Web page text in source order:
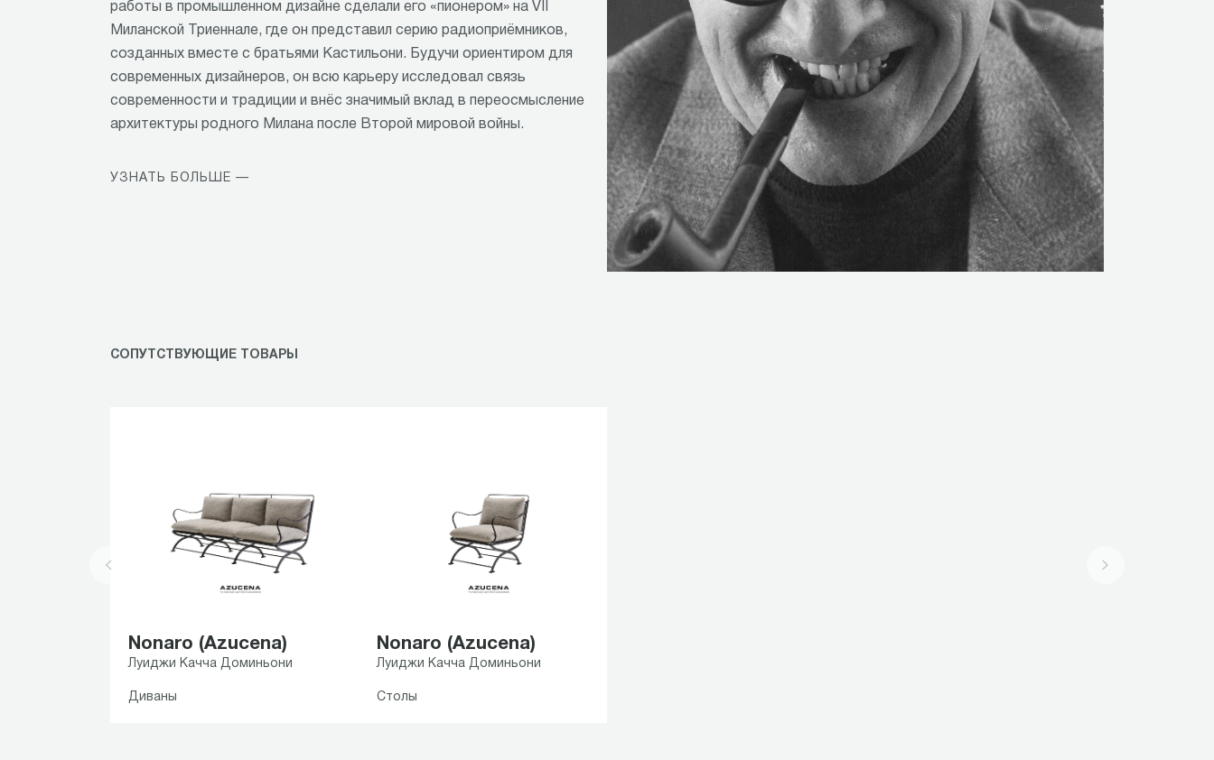
работы в промышленном дизайне сделали его «пионером» на VII
Миланской Триеннале, где он представил серию радиоприёмников,
созданных вместе с братьями Кастильони. Будучи ориентиром для
современных дизайнеров, он всю карьеру исследовал связь
современности и традиции и внёс значимый вклад в переосмысление
архитектуры родного Милана после Второй мировой войны.
УЗНАТЬ БОЛЬШЕ —
СОПУТСТВУЮЩИЕ ТОВАРЫ
Nonaro (Azucena)
Луиджи Качча Доминьони
Диваны
Nonaro (Azucena)
Луиджи Качча Доминьони
Столы